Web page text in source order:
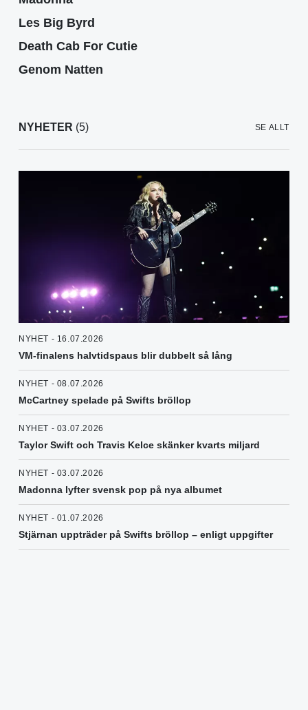
Les Big Byrd
Death Cab For Cutie
Genom Natten
NYHETER (5) SE ALLT
NYHET - 16.07.2026
VM-finalens halvtidspaus blir dubbelt så lång
NYHET - 08.07.2026
McCartney spelade på Swifts bröllop
NYHET - 03.07.2026
Taylor Swift och Travis Kelce skänker kvarts miljard
NYHET - 03.07.2026
Madonna lyfter svensk pop på nya albumet
NYHET - 01.07.2026
Stjärnan uppträder på Swifts bröllop – enligt uppgifter